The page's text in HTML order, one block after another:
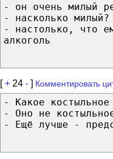
- он очень милый
- насколько милый?
- настолько, что
алкоголь
[+ 24 - ] Комментировать
- Какое
- Оно не
- Ещё лучше -